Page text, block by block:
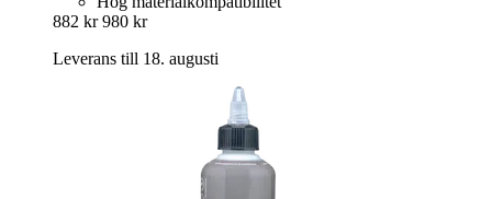
882 kr 980 kr
Leverans till 18. augusti